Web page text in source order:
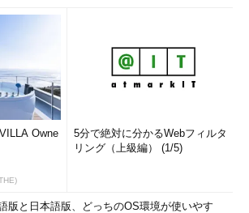
Owne
5分で絶対に分かるWebフィルタ
リング（上級編） (1/5)
版と日本語版、どっちのOS環境が使いやす